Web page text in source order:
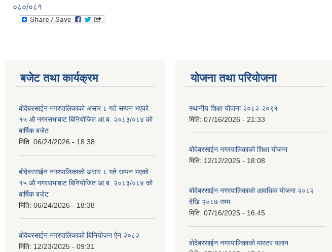
०८०/०८१
बजेट तथा कार्यक्रम
बोदेबरसाईन नगरपालिकाको असार ८ गते सम्पन भएको
१५ ‍‍‍औ नगरसभाबाट बिनियोजित आ.ब. २०८३/०८४ को
बार्षिक बजेट
मिति: 06/24/2026 - 18:38
बोदेबरसाईन नगरपालिकाको असार ८ गते सम्पन भएको
१५ ‍‍‍औ नगरसभाबाट बिनियोजित आ.ब. २०८३/०८४ को
बार्षिक बजेट
मिति: 06/24/2026 - 18:38
बोदेबरसाईन नगरपालिकाको बिनियोजन ऐन २०८२
मिति: 12/23/2025 - 09:31
योजना तथा परियोजना
स्थानीय शिक्षा योजना २०८२-२०९१
मिति: 07/16/2026 - 21:33
बोदेबरसाईन नगरपालिकाको शिक्षा योजना
मिति: 12/12/2025 - 18:08
बोदेबरसाईन नगरपालिकाको आवधिक योजना २०८२
देखि २०८७ सम्म
मिति: 07/16/2025 - 16:45
बोदेबरसाईन नगरपालिकाको मास्टर पलान